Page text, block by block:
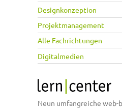
Designkonzeption
Projektmanagement
Alle Fachrichtungen
Digitalmedien
Neun umfangreiche web-